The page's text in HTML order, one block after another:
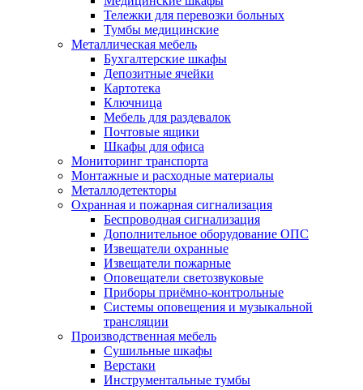
Тележки для перевозки больных
Тумбы медицинские
Металлическая мебель
Бухгалтерские шкафы
Депозитные ячейки
Картотека
Ключница
Мебель для раздевалок
Почтовые ящики
Шкафы для офиса
Мониторинг транспорта
Монтажные и расходные материалы
Металлодетекторы
Охранная и пожарная сигнализация
Беспроводная сигнализация
Дополнительное оборудование ОПС
Извещатели охранные
Извещатели пожарные
Оповещатели светозвуковые
Приборы приёмно-контрольные
Системы оповещения и музыкальной
трансляции
Производственная мебель
Cушильные шкафы
Верстаки
Инструментальные тумбы